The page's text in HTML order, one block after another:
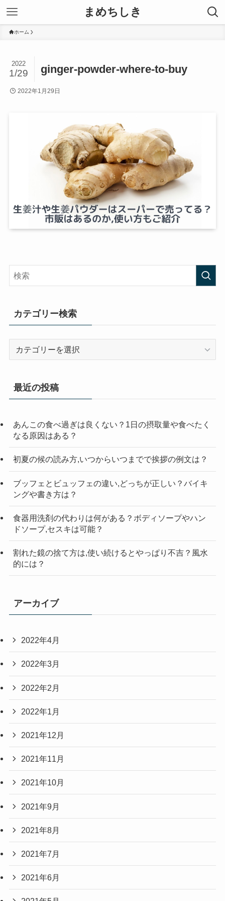
まめちしき
ホーム
ginger-powder-where-to-buy
2022
1/29
2022年1月29日
カテゴリー検索
リ
索
最近の投稿
あんこの食べ過ぎは良くない？1日の摂取量や食べたく
なる原因はある？
初夏の候の読み方,いつからいつまでで挨拶の例文は？
ブッフェとビュッフェの違い,どっちが正しい？バイキ
ングや書き方は？
食器用洗剤の代わりは何がある？ボディソープやハン
ドソープ,セスキは可能？
割れた鏡の捨て方は,使い続けるとやっぱり不吉？風水
的には？
アーカイブ
2022年4月
2022年3月
2022年2月
2022年1月
2021年12月
2021年11月
2021年10月
2021年9月
2021年8月
2021年7月
2021年6月